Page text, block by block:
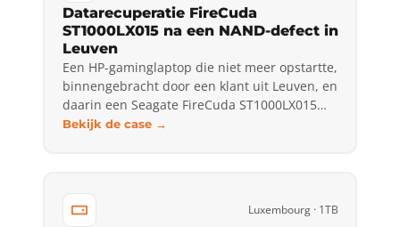
Datarecuperatie FireCuda
ST1000LX015 na een NAND-defect in
Leuven
Een HP-gaminglaptop die niet meer opstartte,
binnengebracht door een klant uit Leuven, en
daarin een Seagate FireCuda ST1000LX015…
Bekijk de case →
Luxembourg · 1TB